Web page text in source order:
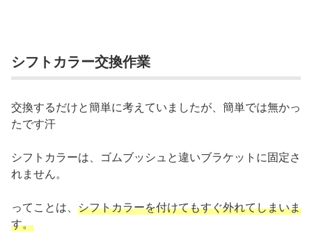
シフトカラー交換作業
交換するだけと簡単に考えていましたが、簡単では無かっ
たです汗
シフトカラーは、ゴムブッシュと違いブラケットに固定さ
れません。
ってことは、 シフトカラーを付けてもすぐ外れてしまいま
す。